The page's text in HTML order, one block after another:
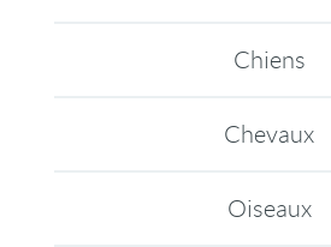
Chiens
Chevaux
Oiseaux